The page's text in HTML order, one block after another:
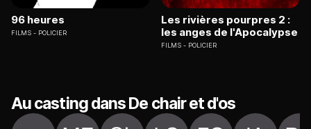
96 heures
FILMS POLICIER
Les rivières pourpres 2 :
les anges de l'Apocalypse
FILMS POLICIER
Au casting dans De chair et d'os